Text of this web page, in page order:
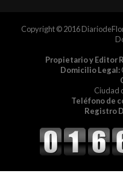
Copyright © 2016
Propietario y Editor
Domicilio Legal:
Ciudad
Teléfono de
Registro